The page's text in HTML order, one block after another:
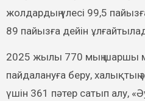
жолдардың үлесі 99,5
89 пайызға дейін
2025 жылы 770 мың шаршы
пайдалануға беру, халықтың
үшін 361 пәтер сатып алу,